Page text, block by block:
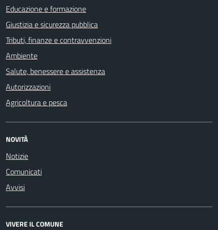
Educazione e formazione
Giustizia e sicurezza pubblica
Tributi, finanze e contravvenzioni
Ambiente
Salute, benessere e assistenza
Autorizzazioni
Agricoltura e pesca
NOVITÀ
Notizie
Comunicati
Avvisi
VIVERE IL COMUNE